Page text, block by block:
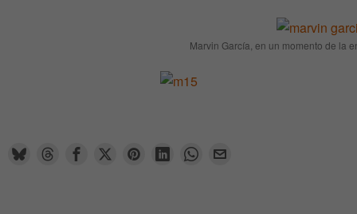
Marvin García, en un momento de la